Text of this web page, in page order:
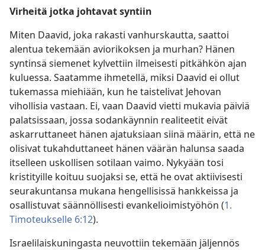
Virheitä jotka johtavat syntiin
Miten Daavid, joka rakasti vanhurskautta, saattoi
alentua tekemään aviorikoksen ja murhan? Hänen
syntinsä siemenet kylvettiin ilmeisesti pitkähkön ajan
kuluessa. Saatamme ihmetellä, miksi Daavid ei ollut
tukemassa miehiään, kun he taistelivat Jehovan
vihollisia vastaan. Ei, vaan Daavid vietti mukavia päiviä
palatsissaan, jossa sodankäynnin realiteetit eivät
askarruttaneet hänen ajatuksiaan siinä määrin, että ne
olisivat tukahduttaneet hänen väärän halunsa saada
itselleen uskollisen sotilaan vaimo. Nykyään tosi
kristityille koituu suojaksi se, että he ovat aktiivisesti
seurakuntansa mukana hengellisissä hankkeissa ja
osallistuvat säännöllisesti evankelioimistyöhön (1.
Timoteukselle 6:12).
Israelilaiskuningasta neuvottiin tekemään jäljennös